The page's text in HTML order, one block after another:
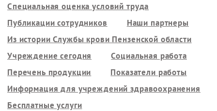
Специальная оценка условий труда
Публикации сотрудников
Наши партнеры
Из истории Службы крови Пензенской области
Учреждение сегодня
Социальная работа
Перечень продукции
Показатели работы
Информация для учреждений здравоохранения
Бесплатные услуги